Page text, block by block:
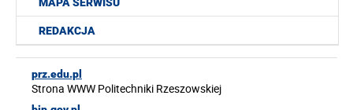
REDAKCJA
prz.edu.pl
Strona WWW Politechniki Rzeszowskiej